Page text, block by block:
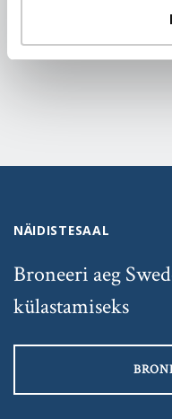
NÄIDISTESAAL
Broneeri aeg
külastamiseks